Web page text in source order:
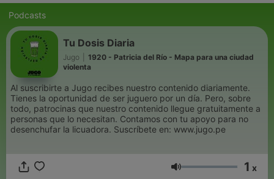
Podcasts
Tu Dosis Diaria
Jugo
1920 - Patricia del Río - Mapa para una ciudad
violenta
Al suscribirte a Jugo recibes nuestro contenido diariamente.
Tienes la oportunidad de ser juguero por un día. Pero, sobre
todo, patrocinas que nuestro contenido llegue gratuitamente a
personas que lo necesitan. Contamos con tu apoyo para no
desenchufar la licuadora. Suscríbete en: www.jugo.pe
Volumen 1 x